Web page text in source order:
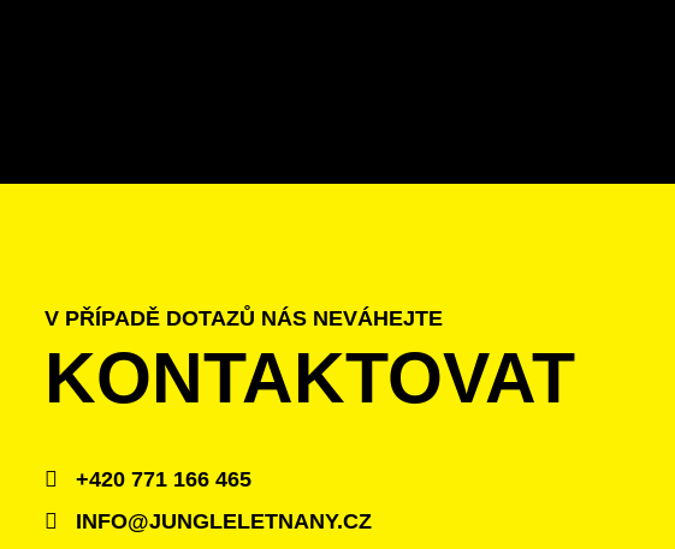
V PŘÍPADĚ DOTAZŮ NÁS NEVÁHEJTE
KONTAKTOVAT
+420 771 166 465
INFO@JUNGLELETNANY.CZ